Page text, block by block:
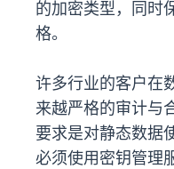
的加密类型，同时
格。
许多行业的客户在
来越严格的审计与
要求是对静态数据
必须使用密钥管理